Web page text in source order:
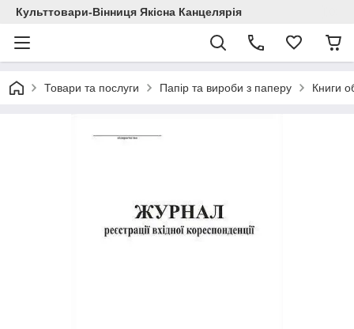
Культтовари-Вінниця Якісна Канцелярія
Товари та послуги Папір та вироби з паперу Книги